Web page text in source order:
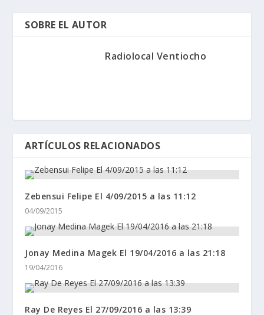
SOBRE EL AUTOR
Radiolocal Ventiocho
ARTÍCULOS RELACIONADOS
Zebensui Felipe El 4/09/2015 a las 11:12
04/09/2015
Jonay Medina Magek El 19/04/2016 a las 21:18
19/04/2016
Ray De Reyes El 27/09/2016 a las 13:39